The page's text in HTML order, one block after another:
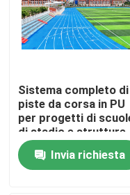
Chi Siamo
Controllo di qualità
Contattaci
Sistema completo di
piste da corsa in PU
per progetti di
di stadio e strutture
atletiche
Invia richiesta